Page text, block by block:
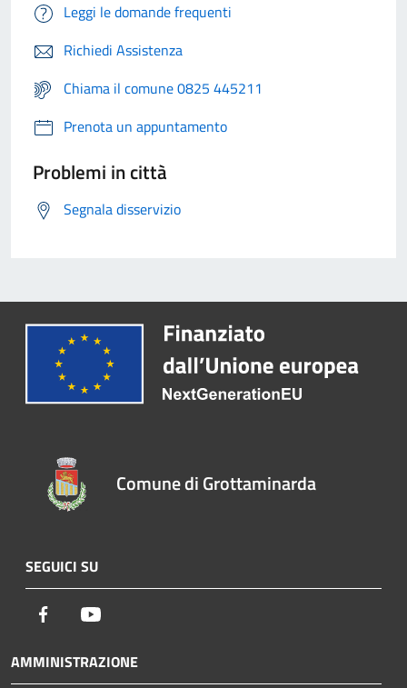
Leggi le domande frequenti
Richiedi Assistenza
Chiama il comune 0825 445211
Prenota un appuntamento
Problemi in città
Segnala disservizio
Comune di Grottaminarda
SEGUICI SU
Facebook
AMMINISTRAZIONE